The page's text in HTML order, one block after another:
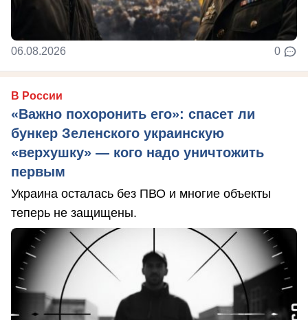
06.08.2026 0
В России
«Важно похоронить его»: спасет ли
бункер Зеленского украинскую
«верхушку» — кого надо уничтожить
первым
Украина осталась без ПВО и многие объекты
теперь не защищены.